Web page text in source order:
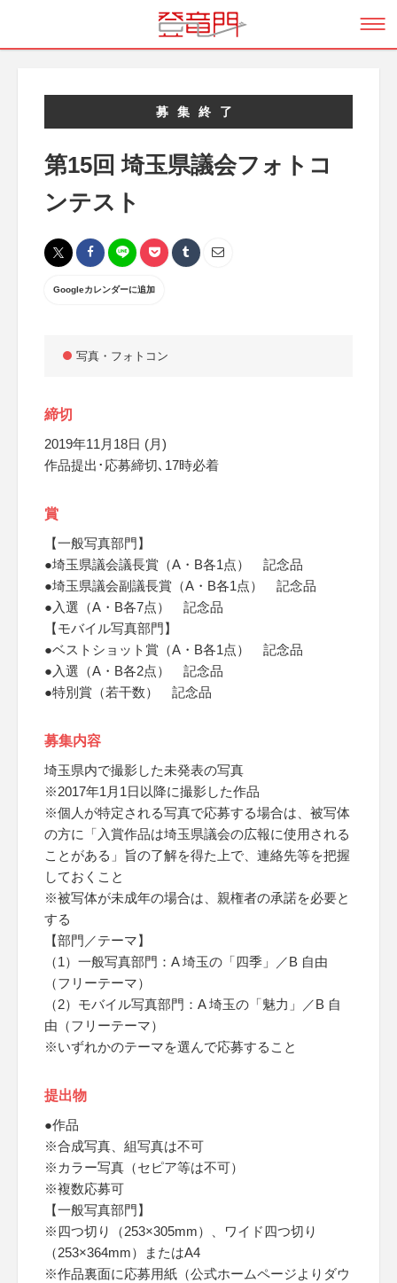
募集終了
第15回 埼玉県議会フォトコ
ンテスト
Googleカレンダーに追加
写真・フォトコン
締切
2019年11月18日 (月)
作品提出･応募締切､17時必着
賞
【一般写真部門】
●埼玉県議会議長賞（A・B各1点） 記念品
●埼玉県議会副議長賞（A・B各1点） 記念品
●入選（A・B各7点） 記念品
【モバイル写真部門】
●ベストショット賞（A・B各1点） 記念品
●入選（A・B各2点） 記念品
●特別賞（若干数） 記念品
募集内容
埼玉県内で撮影した未発表の写真
※2017年1月1日以降に撮影した作品
※個人が特定される写真で応募する場合は、被写体
の方に「入賞作品は埼玉県議会の広報に使用される
ことがある」旨の了解を得た上で、連絡先等を把握
しておくこと
※被写体が未成年の場合は、親権者の承諾を必要と
する
【部門／テーマ】
（1）一般写真部門：A 埼玉の「四季」／B 自由
（フリーテーマ）
（2）モバイル写真部門：A 埼玉の「魅力」／B 自
由（フリーテーマ）
※いずれかのテーマを選んで応募すること
提出物
●作品
※合成写真、組写真は不可
※カラー写真（セピア等は不可）
※複数応募可
【一般写真部門】
※四つ切り（253×305mm）、ワイド四つ切り
（253×364mm）またはA4
※作品裏面に応募用紙（公式ホームページよりダウ